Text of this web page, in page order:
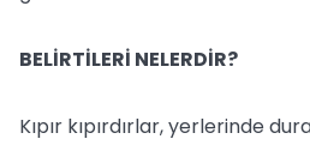
BELİRTİLERİ NELERDİR?
Kıpır kıpırdırlar, yerlerinde